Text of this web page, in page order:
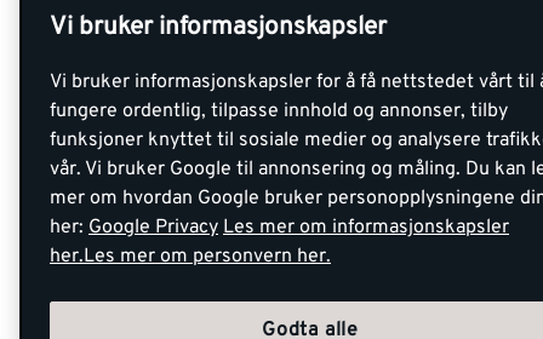
Vi bruker informasjonskapsler
Vi bruker informasjonskapsler for å få nettstedet vårt til
fungere ordentlig, tilpasse innhold og annonser, tilby
funksjoner knyttet til sosiale medier og analysere
vår. Vi bruker Google til annonsering og måling. Du kan
mer om hvordan Google bruker personopplysningene
her: Google Privacy Les mer om informasjonskapsler
her.Les mer om personvern her.
Godta alle